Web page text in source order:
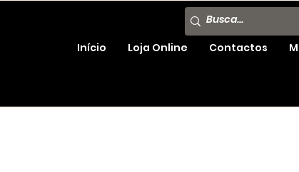
Início Loja Online Contactos